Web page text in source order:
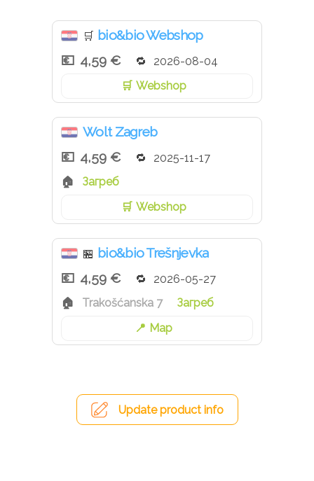
🛒 bio&bio Webshop
4,59 €
2026-08-04
Webshop
Wolt Zagreb
4,59 €
2025-11-17
Загреб
Webshop
🏪 bio&bio Trešnjevka
4,59 €
2026-05-27
Trakošćanska 7
Загреб
Map
Update product info